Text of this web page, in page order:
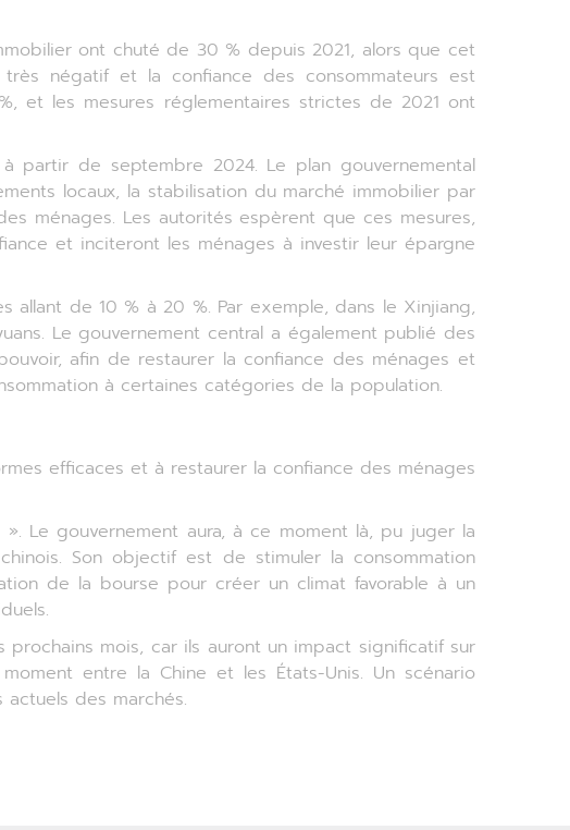
ont chuté de 30 % depuis 2021, alors que cet
négatif et la confiance des consommateurs est
et les mesures réglementaires strictes de 2021 ont
partir de septembre 2024. Le plan gouvernemental
locaux, la stabilisation du marché immobilier par
ménages. Les autorités espèrent que ces mesures,
et inciteront les ménages à investir leur épargne
allant de 10 % à 20 %. Par exemple, dans le Xinjiang,
Le gouvernement central a également publié des
afin de restaurer la confiance des ménages et
à certaines catégories de la population.
efficaces et à restaurer la confiance des ménages
Le gouvernement aura, à ce moment là, pu juger la
Son objectif est de stimuler la consommation
de la bourse pour créer un climat favorable à un
mois, car ils auront un impact significatif sur
entre la Chine et les États-Unis. Un scénario
des marchés.